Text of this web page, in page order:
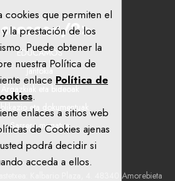
2>
EDUCAMOS
Jantokia
Argazkiak eta bideoak
eta dokumentuak
Sarrera mugatua
Kalbario Plaza, 4. 48340 Amorebieta
cookies que permiten el
la prestación de los
Puede obtener la
nuestra Política de
enlace Política de
.
enlaces a sitios web
de Cookies ajenas
podrá decidir si
acceda a ellos.